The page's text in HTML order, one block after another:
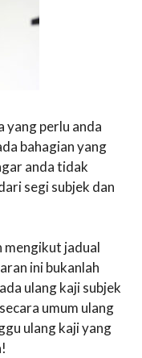
yang perlu anda
bahagian yang
anda tidak
segi subjek dan
mengikut jadual
ini bukanlah
ulang kaji subjek
umum ulang
ulang kaji yang